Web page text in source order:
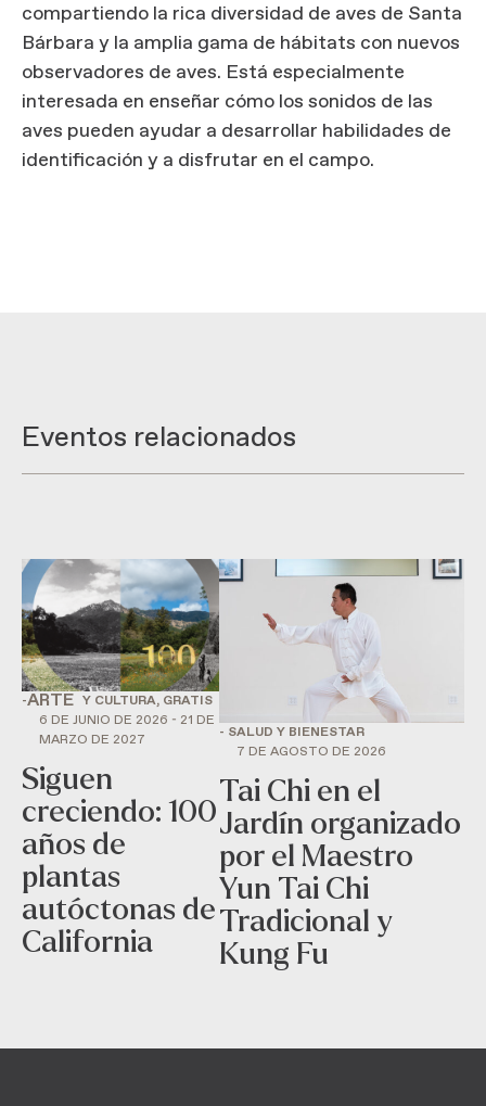
compartiendo la rica diversidad de aves de Santa
Bárbara y la amplia gama de hábitats con nuevos
observadores de aves. Está especialmente
interesada en enseñar cómo los sonidos de las
aves pueden ayudar a desarrollar habilidades de
identificación y a disfrutar en el campo.
Eventos relacionados
-ARTE Y CULTURA, GRATIS
6 DE JUNIO DE 2026 - 21 DE
MARZO DE 2027
Siguen
creciendo: 100
años de
plantas
autóctonas de
California
- SALUD Y BIENESTAR
7 DE AGOSTO DE 2026
Tai Chi en el
Jardín organizado
por el Maestro
Yun Tai Chi
Tradicional y
Kung Fu